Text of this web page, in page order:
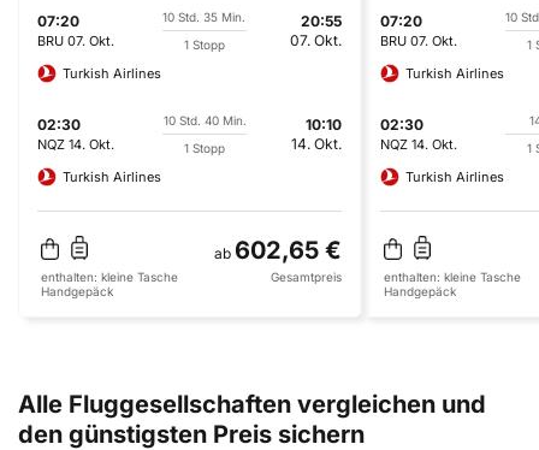
07:20
BRU 07. Okt.
10 Std. 35 Min.
1 Stopp
20:55
07. Okt.
Turkish Airlines
02:30
NQZ 14. Okt.
10 Std. 40 Min.
1 Stopp
10:10
14. Okt.
Turkish Airlines
ab 602,65 €
enthalten: kleine Tasche
Handgepäck
Gesamtpreis
07:20
BRU 07. Okt.
10
1
Turkish Airlines
02:30
NQZ 14. Okt.
1
Turkish Airlines
enthalten: kleine Tasche
Handgepäck
Alle Fluggesellschaften vergleichen und
den günstigsten Preis sichern